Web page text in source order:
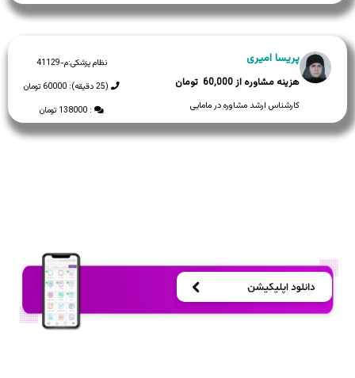
نظام پزشکی:م-41129
(25 دقیقه): 60000 تومان
: 138000 تومان
پریسا امیری
60,000
کارشناس ارشد مشاوره در مامایی